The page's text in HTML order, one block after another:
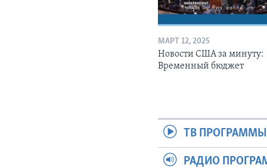
МАРТ 12, 2025
Новости США за минуту:
Временный бюджет
ТВ ПРОГРАММЫ
РАДИО